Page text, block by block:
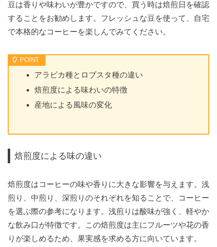
豆は香りや味わいが豊かですので、買う時は焙煎日を確認
することをお勧めします。フレッシュな豆を使って、自宅
で本格的なコーヒーを楽しんでみてください。
アラビカ種とロブスタ種の違い
焙煎度による味わいの特徴
産地による風味の変化
焙煎度による味の違い
焙煎度はコーヒーの味や香りに大きな影響を与えます。浅
煎り、中煎り、深煎りのそれぞれを知ることで、コーヒー
を選ぶ際の参考になります。浅煎りは酸味が強く、軽やか
な飲み口が特徴です。この焙煎度は主にフルーツや花の香
りが楽しめるため、果実感を求める方に向いています。